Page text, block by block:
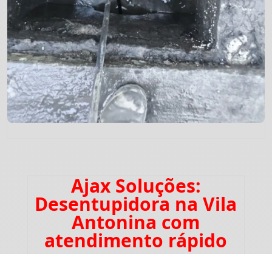
Ajax Soluções:
Desentupidora na Vila
Antonina com
atendimento rápido